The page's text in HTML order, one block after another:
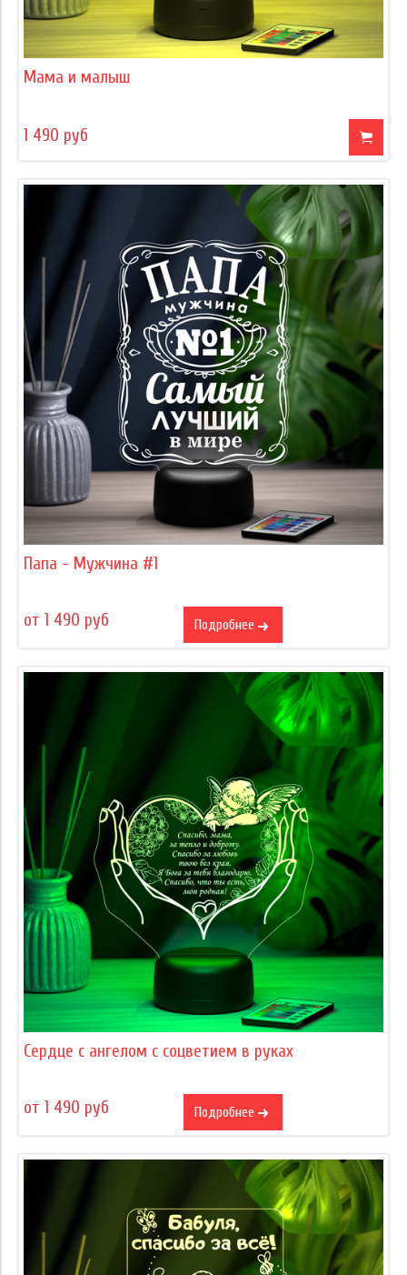
Мама и малыш
1 490 руб
Папа - Мужчина #1
от 1 490 руб Подробнее
Сердце c ангелом с соцветием в руках
от 1 490 руб Подробнее